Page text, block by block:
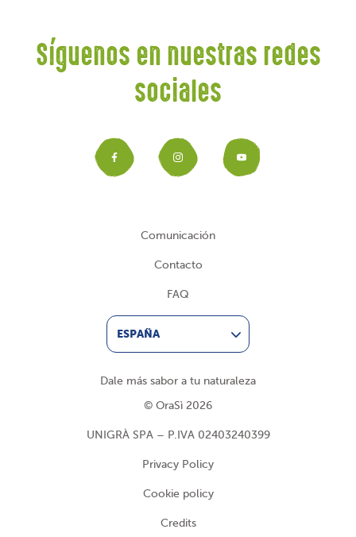
Síguenos en nuestras redes
sociales
Facebook
Instagram
Comunicación
Contacto
FAQ
ESPAÑA
Dale más sabor a tu naturaleza
© OraSì 2026
UNIGRÀ SPA – P.IVA 02403240399
Privacy Policy
Cookie policy
Credits